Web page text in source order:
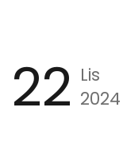
22 Lis
2024